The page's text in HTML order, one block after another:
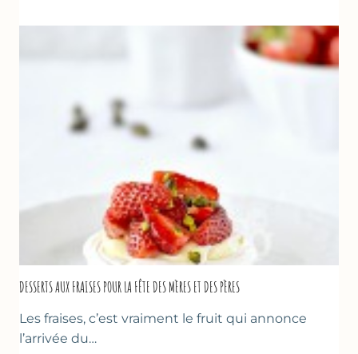
FRAISES
DESSERTS AUX FRAISES POUR LA FÊTE DES MÈRES ET DES PÈRES
Les fraises, c’est vraiment le fruit qui annonce
l’arrivée du…